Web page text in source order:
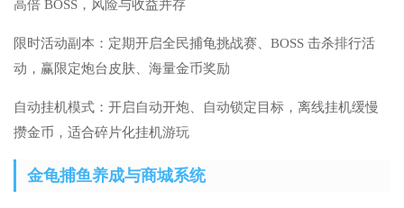
高倍 BOSS，风险与收益并存
限时活动副本：定期开启全民捕龟挑战赛、BOSS 击杀排行活
动，赢限定炮台皮肤、海量金币奖励
自动挂机模式：开启自动开炮、自动锁定目标，离线挂机缓慢
攒金币，适合碎片化挂机游玩
金龟捕鱼养成与商城系统